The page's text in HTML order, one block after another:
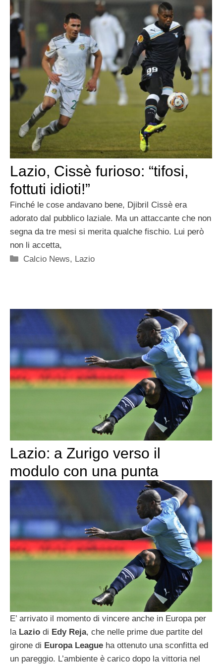
Lazio, Cissè furioso: “tifosi,
fottuti idioti!”
Finché le cose andavano bene, Djibril Cissè era
adorato dal pubblico laziale. Ma un attaccante che non
segna da tre mesi si merita qualche fischio. Lui però
non li accetta,
Categorie
Calcio News, Lazio
Lazio: a Zurigo verso il
modulo con una punta
E’ arrivato il momento di vincere anche in Europa per
la Lazio di Edy Reja, che nelle prime due partite del
girone di Europa League ha ottenuto una sconfitta ed
un pareggio. L’ambiente è carico dopo la vittoria nel